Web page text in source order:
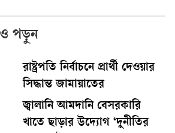
পড়ুন
রাষ্ট্রপতি নির্বাচনে প্রার্থী দেওয়ার
সিদ্ধান্ত জামায়াতের
জ্বালানি আমদানি বেসরকারি
খাতে ছাড়ার উদ্যোগ ‘দুনীতির